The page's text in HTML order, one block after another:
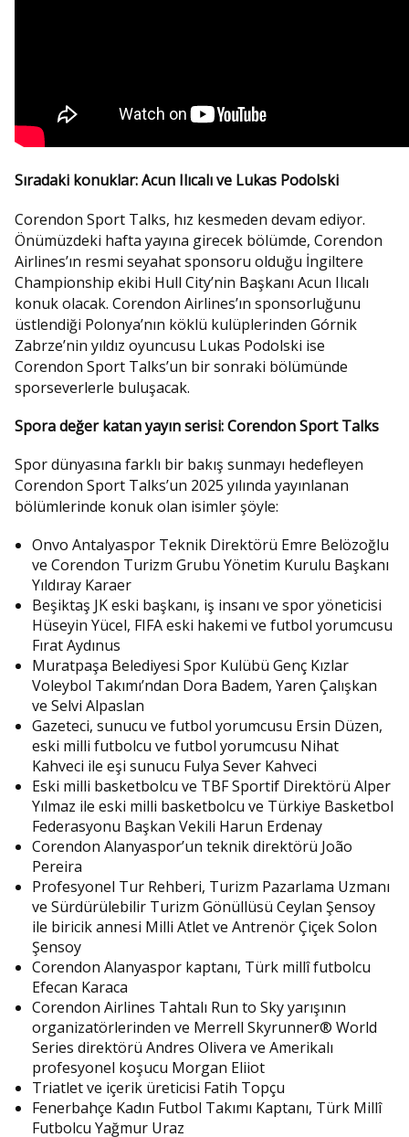
Sıradaki konuklar: Acun Ilıcalı ve Lukas Podolski
Corendon Sport Talks, hız kesmeden devam ediyor.
Önümüzdeki hafta yayına girecek bölümde, Corendon
Airlines’ın resmi seyahat sponsoru olduğu İngiltere
Championship ekibi Hull City’nin Başkanı Acun Ilıcalı
konuk olacak. Corendon Airlines’ın sponsorluğunu
üstlendiği Polonya’nın köklü kulüplerinden Górnik
Zabrze’nin yıldız oyuncusu Lukas Podolski ise
Corendon Sport Talks’un bir sonraki bölümünde
sporseverlerle buluşacak.
Spora değer katan yayın serisi: Corendon Sport Talks
Spor dünyasına farklı bir bakış sunmayı hedefleyen
Corendon Sport Talks’un 2025 yılında yayınlanan
bölümlerinde konuk olan isimler şöyle:
Onvo Antalyaspor Teknik Direktörü Emre Belözoğlu
ve Corendon Turizm Grubu Yönetim Kurulu Başkanı
Yıldıray Karaer
Beşiktaş JK eski başkanı, iş insanı ve spor yöneticisi
Hüseyin Yücel, FIFA eski hakemi ve futbol yorumcusu
Fırat Aydınus
Muratpaşa Belediyesi Spor Kulübü Genç Kızlar
Voleybol Takımı’ndan Dora Badem, Yaren Çalışkan
ve Selvi Alpaslan
Gazeteci, sunucu ve futbol yorumcusu Ersin Düzen,
eski milli futbolcu ve futbol yorumcusu Nihat
Kahveci ile eşi sunucu Fulya Sever Kahveci
Eski milli basketbolcu ve TBF Sportif Direktörü Alper
Yılmaz ile eski milli basketbolcu ve Türkiye Basketbol
Federasyonu Başkan Vekili Harun Erdenay
Corendon Alanyaspor’un teknik direktörü João
Pereira
Profesyonel Tur Rehberi, Turizm Pazarlama Uzmanı
ve Sürdürülebilir Turizm Gönüllüsü Ceylan Şensoy
ile biricik annesi Milli Atlet ve Antrenör Çiçek Solon
Şensoy
Corendon Alanyaspor kaptanı, Türk millî futbolcu
Efecan Karaca
Corendon Airlines Tahtalı Run to Sky yarışının
organizatörlerinden ve Merrell Skyrunner® World
Series direktörü Andres Olivera ve Amerikalı
profesyonel koşucu Morgan Eliiot
Triatlet ve içerik üreticisi Fatih Topçu
Fenerbahçe Kadın Futbol Takımı Kaptanı, Türk Millî
Futbolcu Yağmur Uraz